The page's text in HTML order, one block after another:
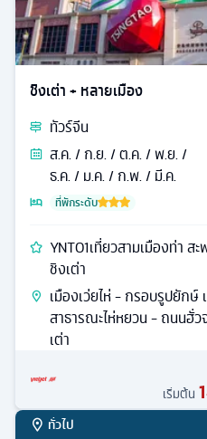
ชิงเต่า + หลายเมือง
ทัวร์จีน
ส.ค. / ก.ย. / ต.ค. / พ.ย. /
ธ.ค. / ม.ค. / ก.พ. / มี.ค.
ที่พักระดับ
YNT01เที่ยวสามเมืองท่า
ชิงเต่า
เมืองเว่ยไห่ - กรอบรูปยักษ์
สาธารณะไห่หยวน - ถนนฮั่
เต่า
เริ่มต้น
ทั่วไป